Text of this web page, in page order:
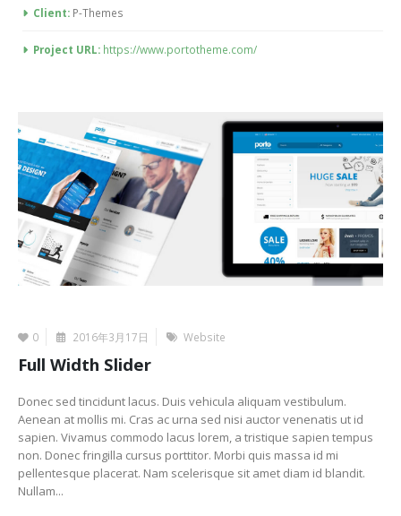
More Information
Client: P-Themes
Project URL: https://www.portotheme.com/
0 2016年3月17日 Website
Full Width Slider
Donec sed tincidunt lacus. Duis vehicula aliquam vestibulum.
Aenean at mollis mi. Cras ac urna sed nisi auctor venenatis ut id
sapien. Vivamus commodo lacus lorem, a tristique sapien tempus
non. Donec fringilla cursus porttitor. Morbi quis massa id mi
pellentesque placerat. Nam scelerisque sit amet diam id blandit.
Nullam...